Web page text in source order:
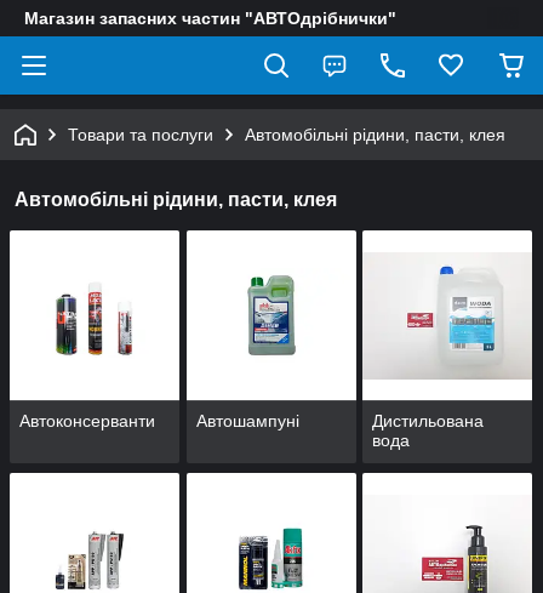
Магазин запасних частин "АВТОдрібнички"
Товари та послуги Автомобільні рідини, пасти, клея
Автомобільні рідини, пасти, клея
Автоконсерванти Автошампуні
Дистильована
вода